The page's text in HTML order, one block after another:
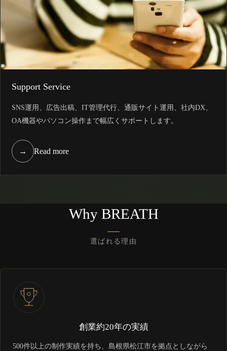
Support Service
SNS運用、広告出稿、IT管理代行、通販サイト運用、社内DX、
OA機器やパソコン操作まで幅広くサポートします。
→ Read more
Why BREATH
選ばれる理由
創業約20年の実績
500件以上の制作実績を持ち、島根県松江市を拠点としながら